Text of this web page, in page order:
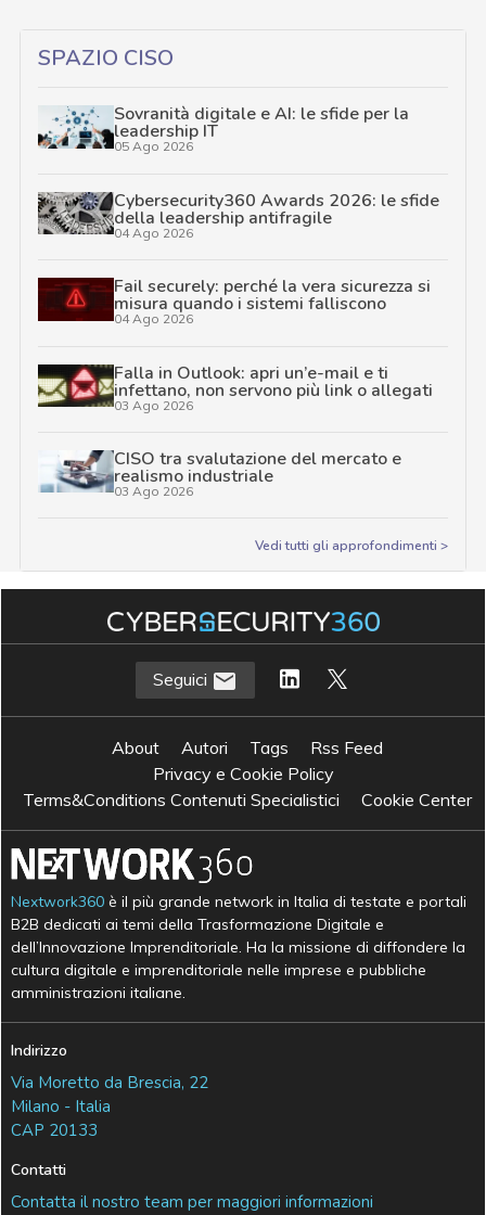
SPAZIO CISO
Sovranità digitale e AI: le sfide per la
leadership IT
05 Ago 2026
Cybersecurity360 Awards 2026: le sfide
della leadership antifragile
04 Ago 2026
Fail securely: perché la vera sicurezza si
misura quando i sistemi falliscono
04 Ago 2026
Falla in Outlook: apri un’e-mail e ti
infettano, non servono più link o allegati
03 Ago 2026
CISO tra svalutazione del mercato e
realismo industriale
03 Ago 2026
Vedi tutti gli approfondimenti >
Seguici
About Autori Tags
Rss Feed
Privacy e Cookie Policy
Terms&Conditions Contenuti Specialistici
Cookie Center
Nextwork360 è il più grande network in Italia di testate e portali
B2B dedicati ai temi della Trasformazione Digitale e
dell’Innovazione Imprenditoriale. Ha la missione di diffondere la
cultura digitale e imprenditoriale nelle imprese e pubbliche
amministrazioni italiane.
Indirizzo
Via Moretto da Brescia, 22
Milano - Italia
CAP 20133
Contatti
Contatta il nostro team per maggiori informazioni